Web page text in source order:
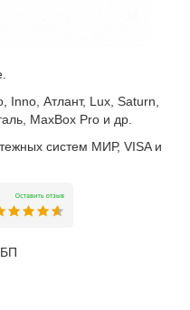
Атлант, Lux, Saturn,
MaxBox Pro и др.
систем МИР, VISA и